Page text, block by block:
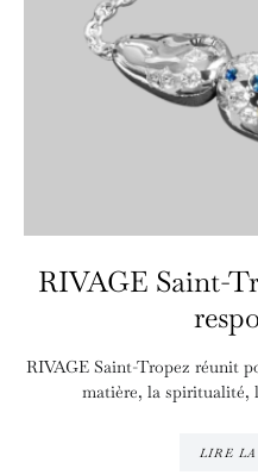
RIVAGE Saint-
RIVAGE Saint-Tropez réunit
matière, la spiritualité,
LIRE